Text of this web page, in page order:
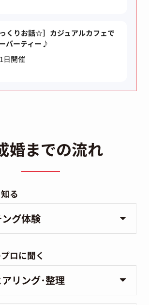
っくりお話☆］カジュアルカフェで
パーティー♪
日開催
婚までの流れ
る
グ体験
ロに聞く
リング･整理